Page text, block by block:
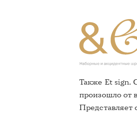
Также Et sign.
произошло от
Представляет